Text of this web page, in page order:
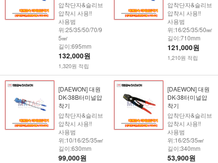
압착단자&슬리브
압착시 사용!!
사용범
위:25/35/50/70/9
5㎟
길이:695mm
132,000원
1,320원 적립
압착단자&슬리브
압착시 사용!!
사용범
위:16/25/35/50㎟
길이:710mm
121,000원
1,210원 적립
[DAEWON] 대원
DK-38B터미널압
착기
압착단자&슬리브
압착시 사용!!
사용범
위:10/16/25/35㎟
길이:630mm
99,000원
[DAEWON] 대원
DK-38터미널압
착기
압착단자&슬리브
압착시 사용!!
사용범
위:16/25/35㎟
길이:340mm
53,900원